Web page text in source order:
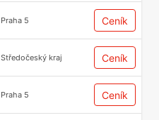
Praha 5 Ceník
Středočeský kraj Ceník
Praha 5 Ceník